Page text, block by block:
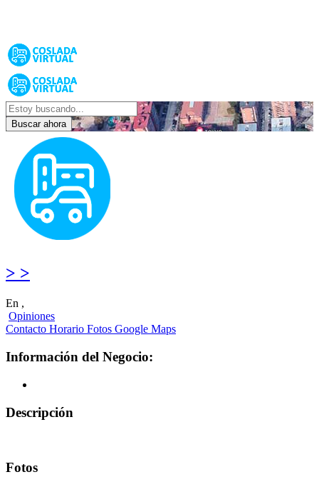
Buscar ahora
> >
En ,
Opiniones
Contacto Horario Fotos Google Maps
Información del Negocio:
Descripción
Fotos